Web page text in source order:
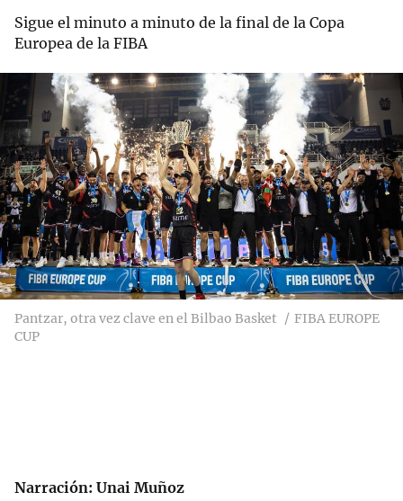
Sigue el minuto a minuto de la final de la Copa
Europea de la FIBA
Pantzar, otra vez clave en el Bilbao Basket
FIBA EUROPE
CUP
Narración: Unai Muñoz